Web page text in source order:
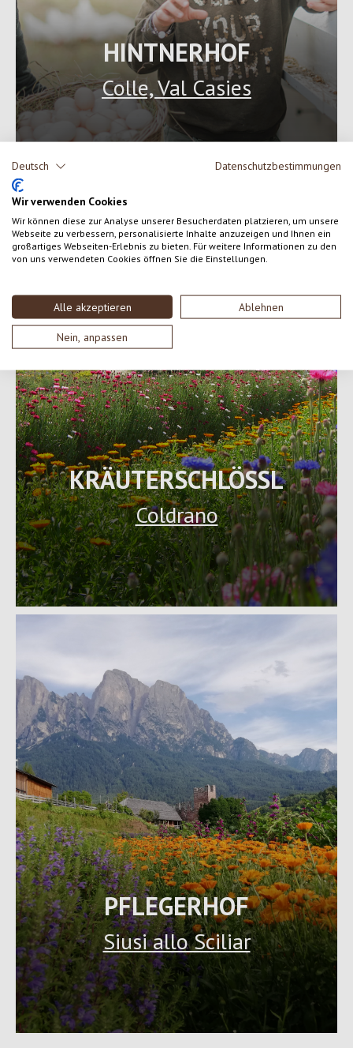
Deutsch Datenschutzbestimmungen
Wir verwenden Cookies
Wir können diese zur Analyse unserer Besucherdaten platzieren, um unsere
Webseite zu verbessern, personalisierte Inhalte anzuzeigen und Ihnen ein
großartiges Webseiten-Erlebnis zu bieten. Für weitere Informationen zu den
von uns verwendeten Cookies öffnen Sie die Einstellungen.
Alle akzeptieren Ablehnen
Nein, anpassen
HINTNERHOF
Colle, Val Casies
KRÄUTERSCHLÖSSL
Coldrano
PFLEGERHOF
Siusi allo Sciliar